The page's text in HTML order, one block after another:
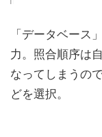
「データベース
力。照合順序は
なってしまうの
どを選択。